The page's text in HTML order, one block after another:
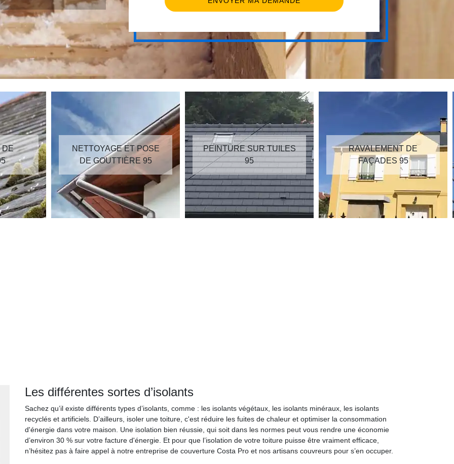
ET POSE
95
PEINTURE SUR TUILES
95
RAVALEMENT DE
FAÇADES 95
RÉPARATION DE
TOITURE 95
Les différentes sortes d’isolants
Sachez qu’il existe différents types d’isolants, comme : les isolants végétaux, les isolants minéraux, les isolants
recyclés et artificiels. D’ailleurs, isoler une toiture, c'est réduire les fuites de chaleur et optimiser la consommation
d'énergie dans votre maison. Une isolation bien réussie, qui soit dans les normes peut vous rendre une économie
d’environ 30 % sur votre facture d'énergie. Et pour que l’isolation de votre toiture puisse être vraiment efficace,
n’hésitez pas à faire appel à notre entreprise de couverture Costa Pro et nos artisans couvreurs pour s’en occuper.